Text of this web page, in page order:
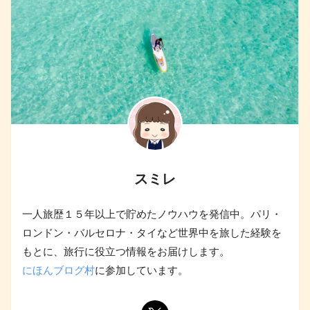
スミレ
一人旅歴１５年以上で貯めたノウハウを発信中。パリ・
ロンドン・バルセロナ・タイなど世界中を旅した経験を
もとに、旅行に役立つ情報をお届けします。
にほんブログ村に参加しています。